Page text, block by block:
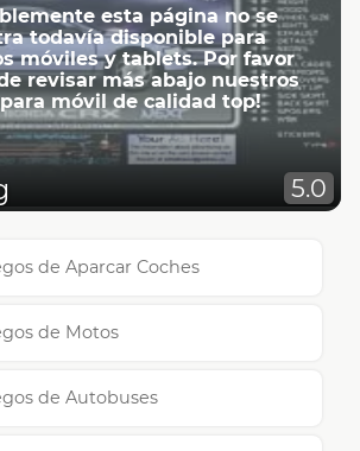
esta página no se
todavía disponible para
móviles y tablets. Por favor
revisar más abajo nuestros
móvil de calidad top!
5.0
de Aparcar Coches
de Motos
de Autobuses